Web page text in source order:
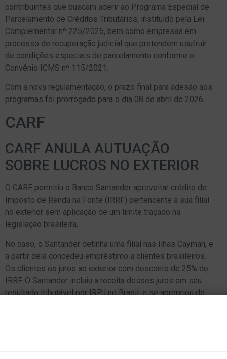
contribuintes que buscam aderir ao Programa Especial de
Parcelamento de Créditos Tributários, instituído pela Lei
Complementar nº 225/2025, bem como empresas em
processo de recuperação judicial que pretendem usufruir
de condições especiais de parcelamento conforme o
Convênio ICMS nº 115/2021.
Com a nova regulamentação, o prazo final para adesão aos
programas foi prorrogado para o dia 08 de abril de 2026.
CARF
CARF ANULA AUTUAÇÃO
SOBRE LUCROS NO EXTERIOR
O CARF permitiu o Banco Santander aproveitar crédito de
Imposto de Renda na Fonte (IRRF) pertencente a sua filial
no exterior sem aplicação de um limite traçado na
legislação brasileira.
No caso, o Santander detinha uma filial nas Ilhas Cayman, e
a partir dela concedeu empréstimo a clientes brasileiros.
Os clientes os juros ao exterior com desconto de 25% de
IRRF. O Santander incluiu a receita desses juros em seu
resultado tributável por IRPJ no Brasil, e se apropriou do
regra, prevista na Lei nº 9.249, art. 26, para limitar o